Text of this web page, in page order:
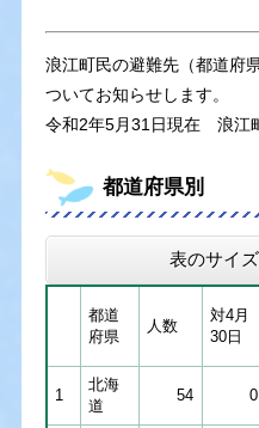
浪江町民の避難先（都道府
ついてお知らせします。
令和2年5月31日現在 浪江
都道府県別
表のサイ
都道
府県
人数
対4月
30日
1
北海
道
54 0